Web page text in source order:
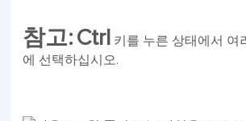
참고: Ctrl
키를 누른 상태에서 여
에 선택하십시오.